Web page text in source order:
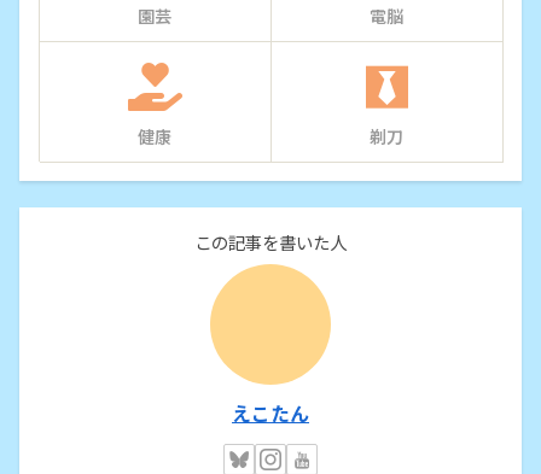
園芸 電脳
健康 剃刀
この記事を書いた人
えこたん